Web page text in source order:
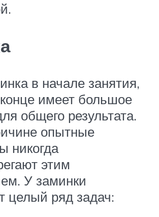
в начале занятия,
имеет большое
общего результата.
опытные
никогда
этим
У заминки
целый ряд задач: